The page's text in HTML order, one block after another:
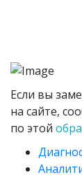
Если вы
на сайте,
по этой